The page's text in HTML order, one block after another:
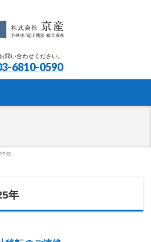
問い合わせください。
6810-0590
年
年